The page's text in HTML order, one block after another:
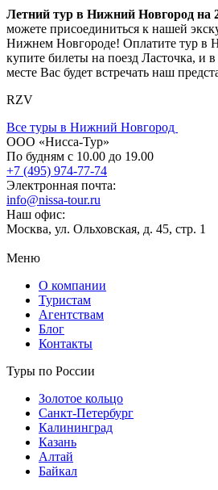
Летний тур в Нижний Новгород на
можете присоединиться к нашей
Нижнем Новгороде! Оплатите тур в
купите билеты на поезд Ласточка, и
месте Вас будет встречать наш
RZV
Все туры в Нижний Новгород
ООО «Нисса-Тур»
По будням с 10.00 до 19.00
+7 (495) 974-77-74
Электронная почта:
info@nissa-tour.ru
Наш офис:
Москва, ул. Ольховская, д. 45, стр. 1
Меню
О компании
Туристам
Агентствам
Блог
Контакты
Туры по России
Золотое кольцо
Санкт-Петербург
Калининград
Казань
Алтай
Байкал